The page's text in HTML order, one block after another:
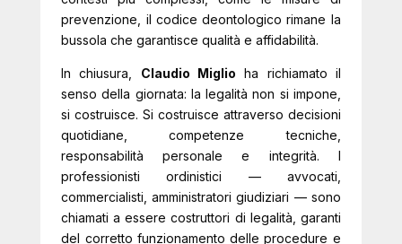
prevenzione, il codice deontologico rimane la
bussola che garantisce qualità e affidabilità.
In chiusura, Claudio Miglio ha richiamato il
senso della giornata: la legalità non si impone,
si costruisce. Si costruisce attraverso decisioni
quotidiane, competenze tecniche,
responsabilità personale e integrità. I
professionisti ordinistici — avvocati,
commercialisti, amministratori giudiziari — sono
chiamati a essere costruttori di legalità, garanti
del corretto funzionamento delle procedure e